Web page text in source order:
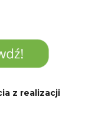
z realizacji